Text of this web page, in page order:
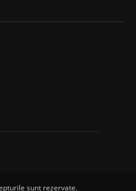
sunt rezervate.